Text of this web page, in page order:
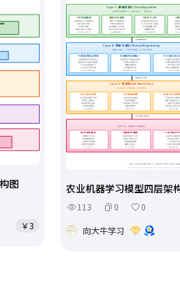
图
￥3
农业机器学习模型四层架
113 0
0
向大牛学习